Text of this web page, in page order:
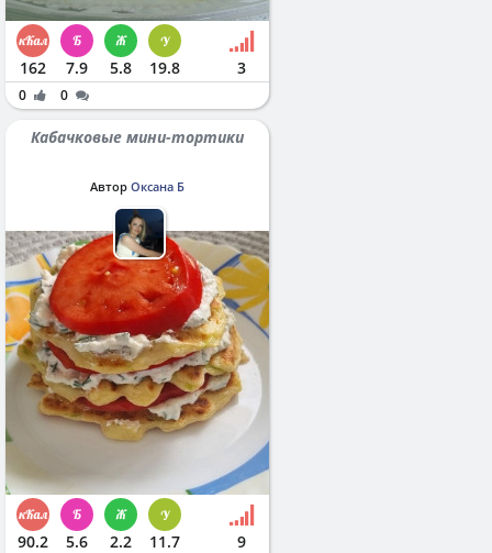
162 7.9 5.8 19.8 3
0 0
Кабачковые мини-тортики
Автор Оксана Б
90.2 5.6 2.2 11.7 9